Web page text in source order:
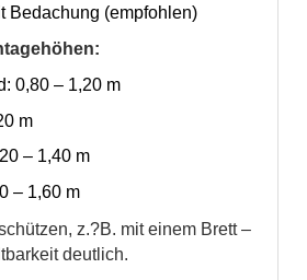
Bedachung (empfohlen)
0,80 – 1,20 m
m
– 1,40 m
– 1,60 m
z.?B. mit einem Brett –
deutlich.